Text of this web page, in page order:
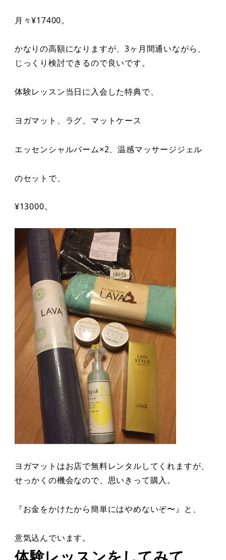
月々¥17400。
かなりの高額になりますが、3ヶ月間通いながら、
じっくり検討できるので良いです。
体験レッスン当日に入会した特典で、
ヨガマット、ラグ、マットケース
エッセンシャルバーム×2、温感マッサージジェル
のセットで、
¥13000。
ヨガマットはお店で無料レンタルしてくれますが、
せっかくの機会なので、思いきって購入。
『お金をかけたから簡単にはやめないぞ〜』と、
意気込んでいます。